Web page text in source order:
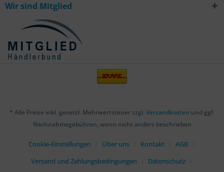
Wir sind Mitglied
* Alle Preise inkl. gesetzl. Mehrwertsteuer zzgl. Versandkosten und ggf.
Nachnahmegebühren, wenn nicht anders beschrieben
Cookie-Einstellungen Über uns Kontakt
AGB
Versand und Zahlungsbedingungen
Datenschutz